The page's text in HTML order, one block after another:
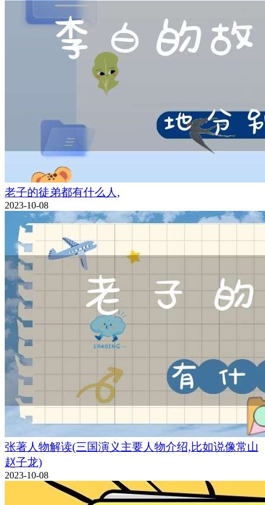
老子的徒弟都有什么人,
2023-10-08
张著人物解读(三国演义主要人物介绍,比如说像常山
赵子龙)
2023-10-08